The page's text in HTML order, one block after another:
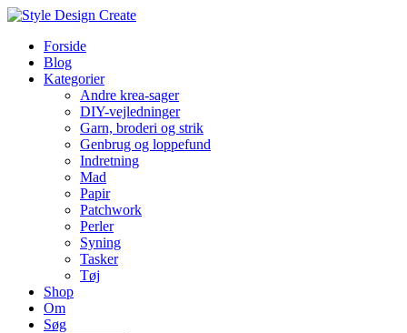
Forside
Blog
Kategorier
Andre krea-sager
DIY-vejledninger
Garn, broderi og strik
Genbrug og loppefund
Indretning
Mad
Papir
Patchwork
Perler
Syning
Tasker
Tøj
Shop
Om
Søg